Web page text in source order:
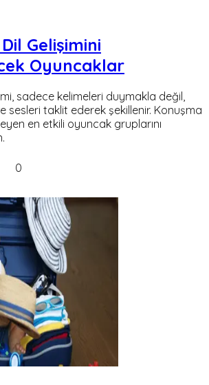
Gelişimini
Oyuncaklar
sadece kelimeleri duymakla değil,
sesleri taklit ederek şekillenir. Konuşma
en etkili oyuncak gruplarını
0